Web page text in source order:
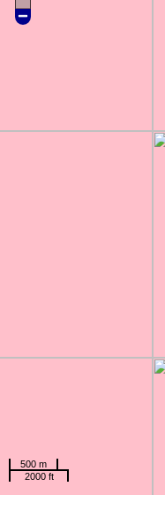
500 m
2000 ft